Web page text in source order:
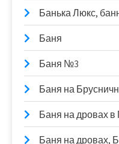
Банька Люкс,
Баня
Баня №3
Баня на
Баня на дровах в
Баня на дровах,